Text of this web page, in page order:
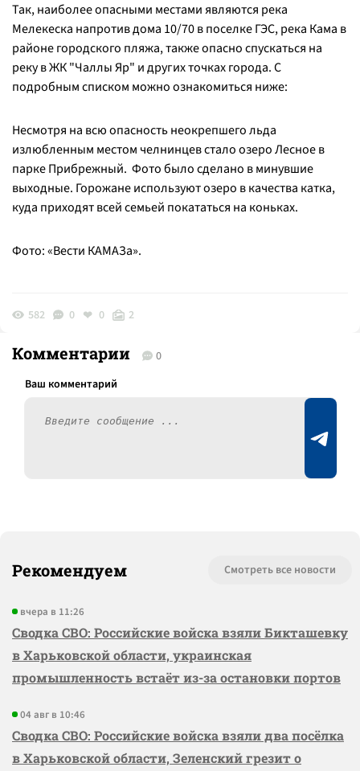
Так, наиболее опасными местами являются река
Мелекеска напротив дома 10/70 в поселке ГЭС, река Кама в
районе городского пляжа, также опасно спускаться на
реку в ЖК "Чаллы Яр" и других точках города. С
подробным списком можно ознакомиться ниже:
Несмотря на всю опасность неокрепшего льда
излюбленным местом челнинцев стало озеро Лесное в
парке Прибрежный. Фото было сделано в минувшие
выходные. Горожане используют озеро в качества катка,
куда приходят всей семьей покататься на коньках.
Фото: «Вести КАМАЗа».
582 0 0 2
Комментарии 0
Рекомендуем Смотреть все новости
вчера в 11:26
Сводка СВО: Российские войска взяли Бикташевку
в Харьковской области, украинская
промышленность встаёт из-за остановки портов
04 авг в 10:46
Сводка СВО: Российские войска взяли два посёлка
в Харьковской области, Зеленский грезит о